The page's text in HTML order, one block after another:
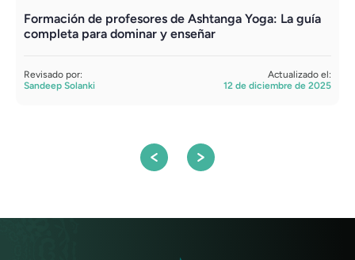
Formación de profesores de Ashtanga Yoga: La guía
completa para dominar y enseñar
Revisado por:
Sandeep Solanki
Actualizado el:
12 de diciembre de 2025